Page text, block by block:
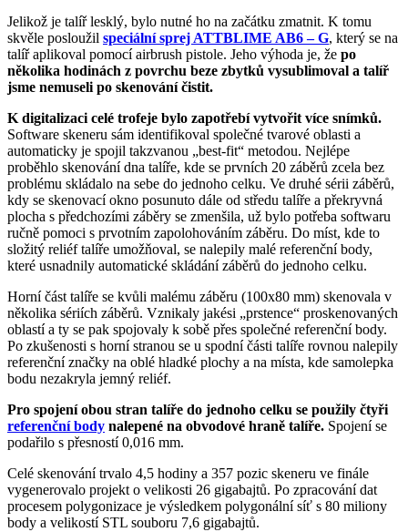
Jelikož je talíř lesklý, bylo nutné ho na začátku zmatnit. K tomu
skvěle posloužil speciální sprej ATTBLIME AB6 – G, který se na
talíř aplikoval pomocí airbrush pistole. Jeho výhoda je, že po
několika hodinách z povrchu beze zbytků vysublimoval a talíř
jsme nemuseli po skenování čistit.
K digitalizaci celé trofeje bylo zapotřebí vytvořit více snímků.
Software skeneru sám identifikoval společné tvarové oblasti a
automaticky je spojil takzvanou „best-fit“ metodou. Nejlépe
proběhlo skenování dna talíře, kde se prvních 20 záběrů zcela bez
problému skládalo na sebe do jednoho celku. Ve druhé sérii záběrů,
kdy se skenovací okno posunuto dále od středu talíře a překryvná
plocha s předchozími záběry se zmenšila, už bylo potřeba softwaru
ručně pomoci s prvotním zapolohováním záběru. Do míst, kde to
složitý reliéf talíře umožňoval, se nalepily malé referenční body,
které usnadnily automatické skládání záběrů do jednoho celku.
Horní část talíře se kvůli malému záběru (100x80 mm) skenovala v
několika sériích záběrů. Vznikaly jakési „prstence“ proskenovaných
oblastí a ty se pak spojovaly k sobě přes společné referenční body.
Po zkušenosti s horní stranou se u spodní části talíře rovnou nalepily
referenční značky na oblé hladké plochy a na místa, kde samolepka
bodu nezakryla jemný reliéf.
Pro spojení obou stran talíře do jednoho celku se použily čtyři
referenční body nalepené na obvodové hraně talíře. Spojení se
podařilo s přesností 0,016 mm.
Celé skenování trvalo 4,5 hodiny a 357 pozic skeneru ve finále
vygenerovalo projekt o velikosti 26 gigabajtů. Po zpracování dat
procesem polygonizace je výsledkem polygonální síť s 80 miliony
body a velikostí STL souboru 7,6 gigabajtů.